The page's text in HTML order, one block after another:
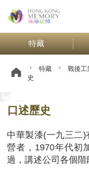
特藏
特藏 戰後工
史
口述歷史
中華製漆(一九三二
營者，1970年代初
過，講述公司各個階